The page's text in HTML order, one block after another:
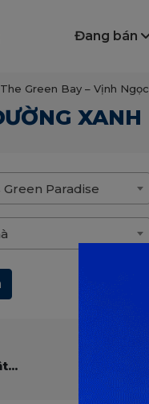
Đang bán
The Green Bay – Vịnh Ngọc
XANH
Paradise